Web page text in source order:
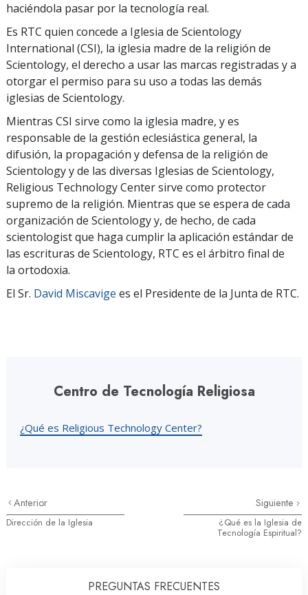
haciéndola pasar por la tecnología real.
Es RTC quien concede a Iglesia de Scientology
International (CSI), la iglesia madre de la religión de
Scientology, el derecho a usar las marcas registradas y a
otorgar el permiso para su uso a todas las demás
iglesias de Scientology.
Mientras CSI sirve como la iglesia madre, y es
responsable de la gestión eclesiástica general, la
difusión, la propagación y defensa de la religión de
Scientology y de las diversas Iglesias de Scientology,
Religious Technology Center sirve como protector
supremo de la religión. Mientras que se espera de cada
organización de Scientology y, de hecho, de cada
scientologist que haga cumplir la aplicación estándar de
las escrituras de Scientology, RTC es el árbitro final de
la ortodoxia.
El Sr. David Miscavige es el Presidente de la Junta de RTC.
Centro de Tecnología Religiosa
¿Qué es Religious Technology Center?
Anterior
Dirección de la Iglesia
Siguiente
¿Qué es la Iglesia de
Tecnología Espiritual?
PREGUNTAS FRECUENTES